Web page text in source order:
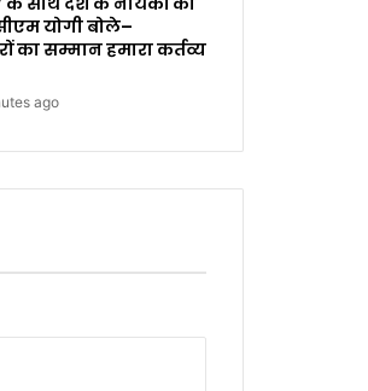
योगी बोले–
का सम्मान हमारा कर्तव्य
ago